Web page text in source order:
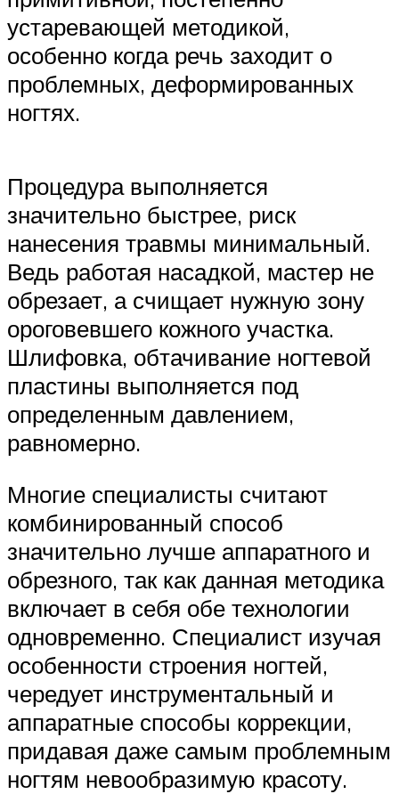
устаревающей методикой,
особенно когда речь заходит о
проблемных, деформированных
ногтях.
Процедура выполняется
значительно быстрее, риск
нанесения травмы минимальный.
Ведь работая насадкой, мастер не
обрезает, а счищает нужную зону
ороговевшего кожного участка.
Шлифовка, обтачивание ногтевой
пластины выполняется под
определенным давлением,
равномерно.
Многие специалисты считают
комбинированный способ
значительно лучше аппаратного и
обрезного, так как данная методика
включает в себя обе технологии
одновременно. Специалист изучая
особенности строения ногтей,
чередует инструментальный и
аппаратные способы коррекции,
придавая даже самым проблемным
ногтям невообразимую красоту.